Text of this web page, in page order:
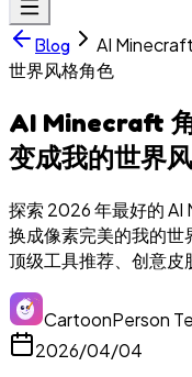
Blog
AI
世界风格角色
AI Minecraft
变成我的世界
探索 2026 年最好的
换成像素完美的我的世
顶级工具推荐、创意皮
CartoonPerson
2026/04/04